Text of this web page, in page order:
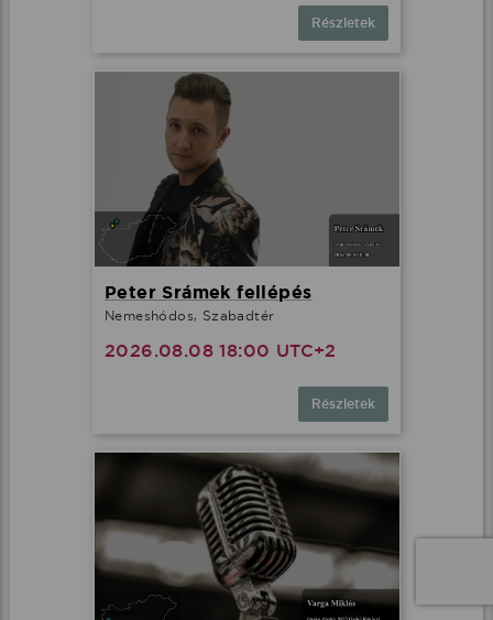
Részletek
Peter Srámek fellépés
Nemeshódos, Szabadtér
2026.08.08 18:00 UTC+2
Részletek